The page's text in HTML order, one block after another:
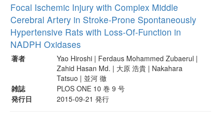
Focal Ischemic Injury with Complex Middle
Cerebral Artery in Stroke-Prone Spontaneously
Hypertensive Rats with Loss-Of-Function in
NADPH Oxidases
著者
Yao Hiroshi | Ferdaus Mohammed Zubaerul |
Zahid Hasan Md. | 大原 浩貴 | Nakahara
Tatsuo | 並河 徹
雑誌
PLOS ONE 10 巻 9 号
発行日
2015-09-21 発行